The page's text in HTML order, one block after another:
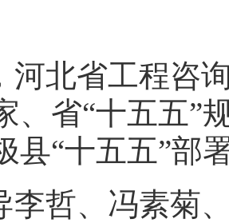
河北省工程咨
、省“十五五”
县“十五五”部
李哲、冯素菊